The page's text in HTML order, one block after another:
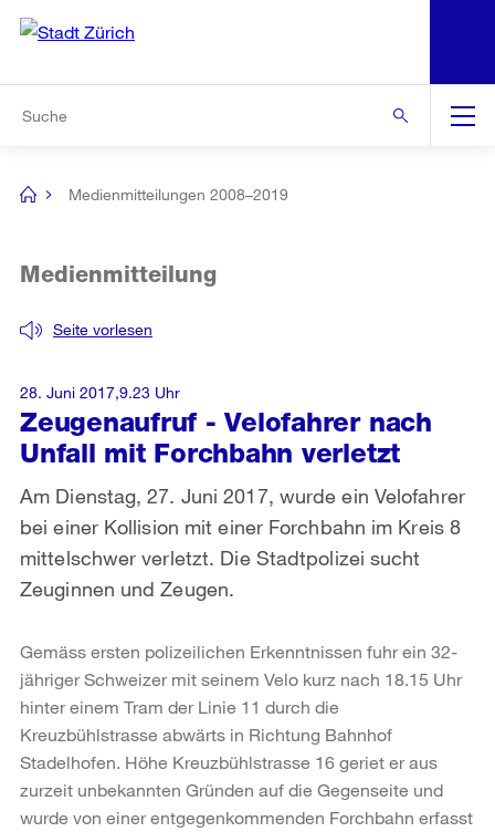
Navigation
[no
Medienmitteilungen 2008–2019
Zeugenaufruf - Velofahrer nach
Unfall mit Forchbahn verletzt
Seite vorlesen
Medienmitteilung
Am Dienstag, 27. Juni 2017, wurde ein Velofahrer
bei einer Kollision mit einer Forchbahn im Kreis 8
mittelschwer verletzt. Die Stadtpolizei sucht
Zeuginnen und Zeugen.
28. Juni 2017,9.23 Uhr
Gemäss ersten polizeilichen Erkenntnissen fuhr ein 32-
jähriger Schweizer mit seinem Velo kurz nach 18.15 Uhr
hinter einem Tram der Linie 11 durch die
Kreuzbühlstrasse abwärts in Richtung Bahnhof
Stadelhofen. Höhe Kreuzbühlstrasse 16 geriet er aus
zurzeit unbekannten Gründen auf die Gegenseite und
wurde von einer entgegenkommenden Forchbahn erfasst